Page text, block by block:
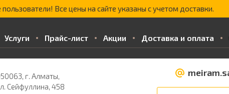
Все цены на сайте указаны с учетом доставки.
Услуги Прайс-лист Акции Доставка и оплата
г. Алматы,
Сейфуллина, 458